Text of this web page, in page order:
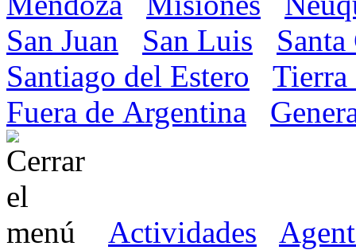
San Juan
San Luis
Santiago del Estero
Tierra
Fuera de Argentina
Actividades